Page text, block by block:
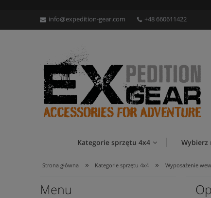
info@expedition-gear.com +48 660611422
Kategorie sprzętu 4x4 Wybierz
Strona główna » Kategorie sprzętu 4x4 » Wyposażenie
Menu